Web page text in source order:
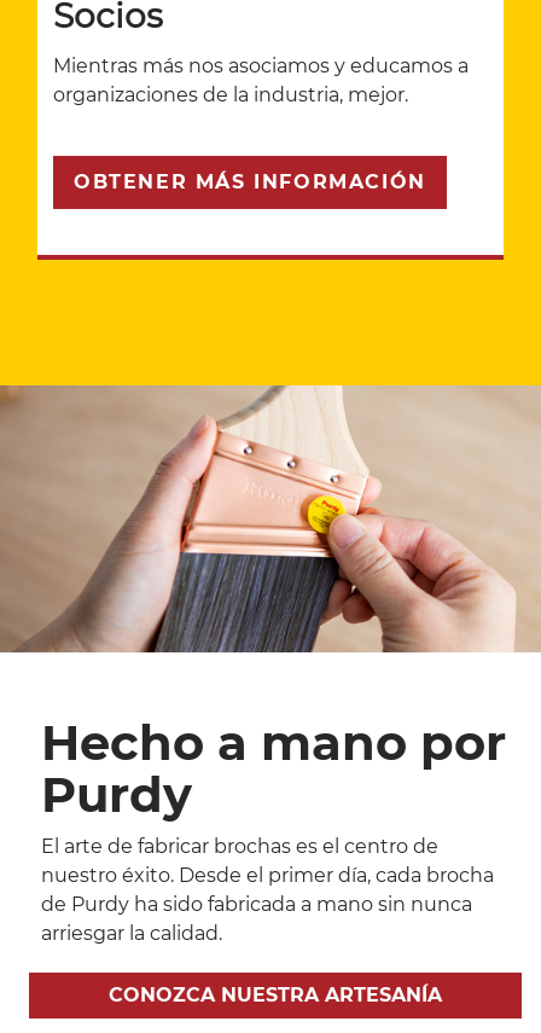
Socios
Mientras más nos asociamos y educamos a
organizaciones de la industria, mejor.
OBTENER MÁS INFORMACIÓN
Hecho a mano por
Purdy
El arte de fabricar brochas es el centro de
nuestro éxito. Desde el primer día, cada brocha
de Purdy ha sido fabricada a mano sin nunca
arriesgar la calidad.
CONOZCA NUESTRA ARTESANÍA